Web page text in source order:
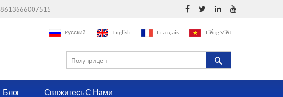
8613666007515
Pусский English Français Tiếng Việt
Блог Свяжитесь С Нами